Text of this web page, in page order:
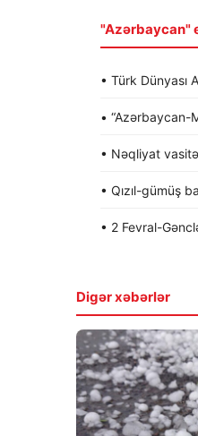
"Azərbaycan"
• Türk Dünyası
• “Azərbaycan-
• Nəqliyat
• Qızıl-gümüş
• 2 Fevral-
Digər xəbərlər